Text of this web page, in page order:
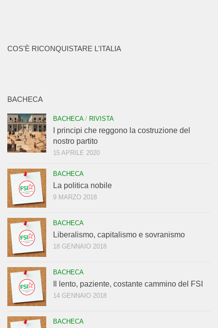
COS'È RICONQUISTARE L'ITALIA
BACHECA
BACHECA/ RIVISTA
I principi che reggono la costruzione del
nostro partito
15 APRILE 2020
BACHECA
La politica nobile
9 MARZO 2018
BACHECA
Liberalismo, capitalismo e sovranismo
18 GENNAIO 2018
BACHECA
Il lento, paziente, costante cammino del FSI
14 GENNAIO 2018
BACHECA